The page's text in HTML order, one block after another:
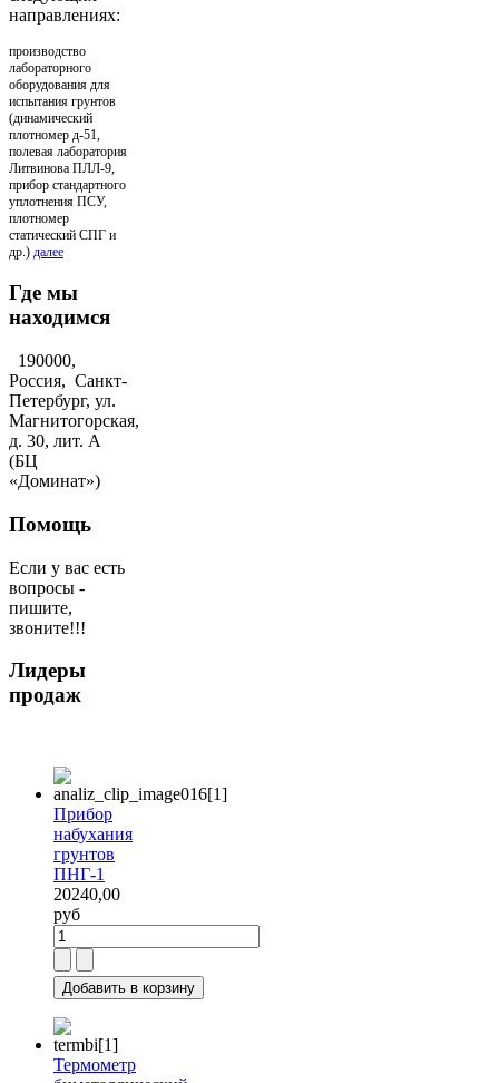
направлениях:
производство
лабораторного
оборудования для
испытания грунтов
(динамический
плотномер д-51,
полевая лаборатория
Литвинова ПЛЛ-9,
прибор стандартного
уплотнения ПСУ,
плотномер
статический СПГ и
др.) далее
Где мы
находимся
190000,
Россия, Санкт-
Петербург, ул.
Магнитогорская,
д. 30, лит. А
(БЦ
«Доминат»)
Помощь
Если у вас есть
вопросы -
пишите,
звоните!!!
Лидеры
продаж
Прибор
набухания
грунтов
ПНГ-1
20240,00
руб
Термометр